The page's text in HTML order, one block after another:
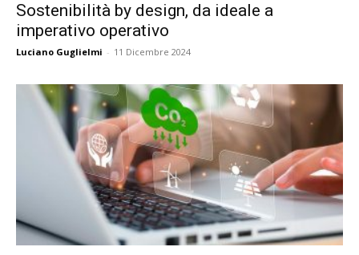
Sostenibilità by design, da ideale a
imperativo operativo
Luciano Guglielmi - 11 Dicembre 2024